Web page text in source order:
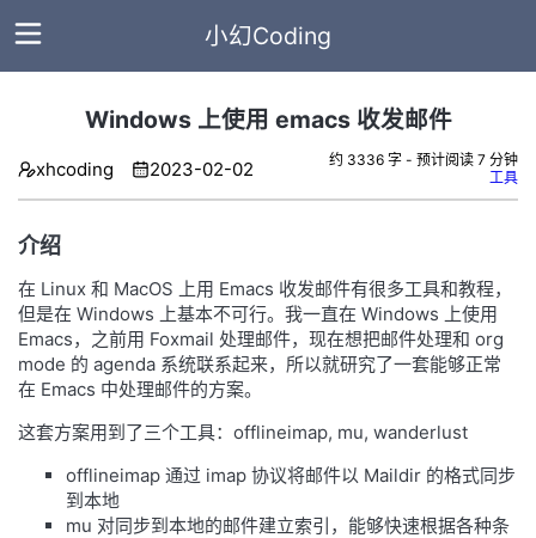
小幻Coding
主
页
全
部
文
章
标
签
分
类
Windows 上使用 emacs 收发邮件
xhcoding 2023-02-02
约 3336 字 - 预计阅读 7 分钟
工具
介绍
在 Linux 和 MacOS 上用 Emacs 收发邮件有很多工具和教程，
但是在 Windows 上基本不可行。我一直在 Windows 上使用
Emacs，之前用 Foxmail 处理邮件，现在想把邮件处理和 org
mode 的 agenda 系统联系起来，所以就研究了一套能够正常
在 Emacs 中处理邮件的方案。
这套方案用到了三个工具：offlineimap, mu, wanderlust
offlineimap 通过 imap 协议将邮件以 Maildir 的格式同步
到本地
mu 对同步到本地的邮件建立索引，能够快速根据各种条